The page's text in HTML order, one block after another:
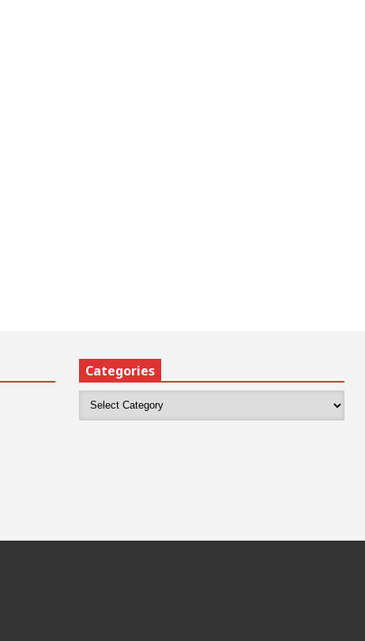
Categories